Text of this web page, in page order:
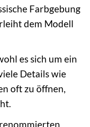
Farbgebung
dem Modell
es sich um ein
Details wie
oft zu öffnen,